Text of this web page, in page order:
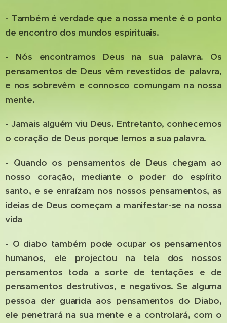
- Também é verdade que a nossa mente é o ponto
de encontro dos mundos espirituais.
- Nós encontramos Deus na sua palavra. Os
pensamentos de Deus vêm revestidos de palavra,
e nos sobrevêm e connosco comungam na nossa
mente.
- Jamais alguém viu Deus. Entretanto, conhecemos
o coração de Deus porque lemos a sua palavra.
- Quando os pensamentos de Deus chegam ao
nosso coração, mediante o poder do espírito
santo, e se enraízam nos nossos pensamentos, as
ideias de Deus começam a manifestar-se na nossa
vida
- O diabo também pode ocupar os pensamentos
humanos, ele projectou na tela dos nossos
pensamentos toda a sorte de tentações e de
pensamentos destrutivos, e negativos. Se alguma
pessoa der guarida aos pensamentos do Diabo,
ele penetrará na sua mente e a controlará, com o